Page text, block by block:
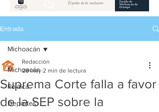
Entrada
Michoacán
Política
Deportes
Michoacán
Suprema Corte falla a favor
de la SEP sobre la
Redacción
28 may 2 min de lectura